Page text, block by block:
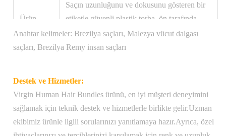
Ürün
ambalajı:
Saçın uzunluğunu ve dokusunu gösteren bir
etiketle güvenli plastik torba, ön tarafında
şirket logosu bulunan zarif siyah bir kutuya
yerleştirilmiştir
Paketi:
Ağırlık: 100 gram
Amerika Birleşik Devletleri içinde ücretsiz
Anahtar kelimeler: Brezilya saçları, Malezya vücut dalgası
saçları, Brezilya Remy insan saçları
Destek ve Hizmetler:
Virgin Human Hair Bundles ürünü, en iyi müşteri deneyimini
sağlamak için teknik destek ve hizmetlerle birlikte gelir.Uzman
ekibimiz ürünle ilgili sorularınızı yanıtlamaya hazır.Ayrıca, özel